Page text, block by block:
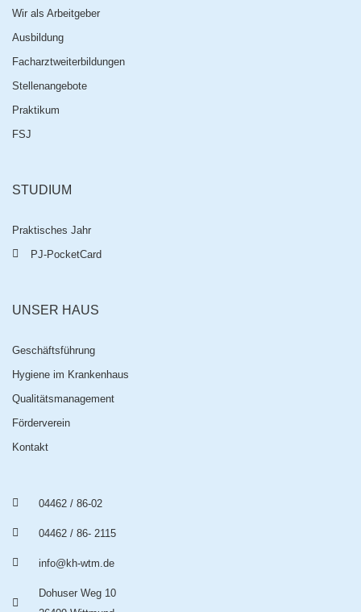
Wir als Arbeitgeber
Ausbildung
Facharztweiterbildungen
Stellenangebote
Praktikum
FSJ
STUDIUM
Praktisches Jahr
PJ-PocketCard
UNSER HAUS
Geschäftsführung
Hygiene im Krankenhaus
Qualitätsmanagement
Förderverein
Kontakt
04462 / 86-02
04462 / 86- 2115
info@kh-wtm.de
Dohuser Weg 10